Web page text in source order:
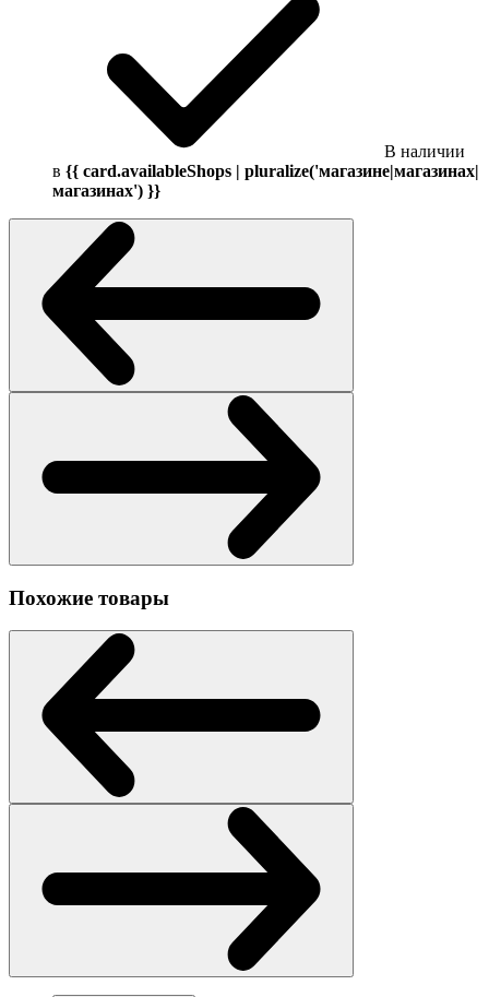
В наличии
в {{ card.availableShops | pluralize('магазине|магазинах|
магазинах') }}
Похожие товары